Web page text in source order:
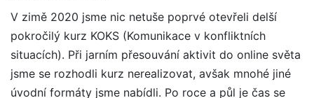
V zimě 2020 jsme nic netuše poprvé otevřeli delší
pokročilý kurz KOKS (Komunikace v konfliktních
situacích). Při jarním přesouvání aktivit do online světa
jsme se rozhodli kurz nerealizovat, avšak mnohé jiné
úvodní formáty jsme nabídli. Po roce a půl je čas se